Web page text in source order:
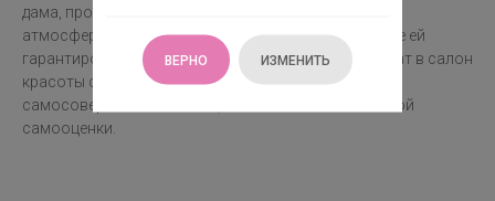
дама, профессиональный уход, радушная, уютная
атмосфера, отличный отдых и отличное настроение ей
гарантированы. Для многих подарочный сертификат в салон
красоты станет началом приятного пути к
самосовершенствованию, повышению собственной
самооценки.
ВЕРНО ИЗМЕНИТЬ